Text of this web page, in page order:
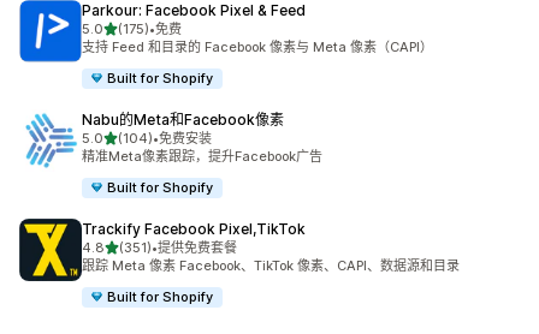
Parkour: Facebook Pixel & Feed
5.0星（满分 5 星）
(175)
总共 175 条评论
•免费
支持 Feed 和目录的 Facebook 像素与 Meta 像素（CAPI）
Built for Shopify
Nabu的Meta和Facebook像素
5.0星（满分 5 星）
(104)
总共 104 条评论
•免费安装
精准Meta像素跟踪，提升Facebook广告
Built for Shopify
Trackify Facebook Pixel,TikTok
4.8星（满分 5 星）
(351)
总共 351 条评论
•提供免费套餐
跟踪 Meta 像素 Facebook、TikTok 像素、CAPI、数据源和目录
Built for Shopify